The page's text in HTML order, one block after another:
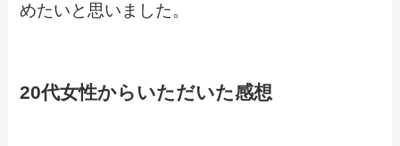
めたいと思いました。
20代女性からいただいた感想